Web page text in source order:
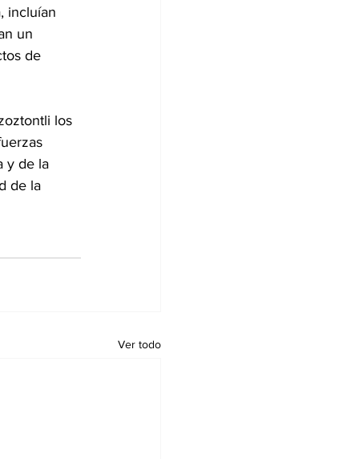
incluían
un
de
los
y de la
de la
Ver todo